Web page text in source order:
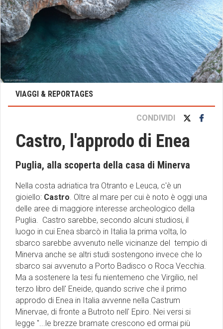
VIAGGI & REPORTAGES
CONDIVIDI
Castro, l'approdo di Enea
Puglia, alla scoperta della casa di Minerva
Nella costa adriatica tra Otranto e Leuca, c'è un
gioiello: Castro. Oltre al mare per cui è noto è oggi una
delle aree di maggiore interesse archeologico della
Puglia. Castro sarebbe, secondo alcuni studiosi, il
luogo in cui Enea sbarcò in Italia la prima volta, lo
sbarco sarebbe avvenuto nelle vicinanze del tempio di
Minerva anche se altri studi sostengono invece che lo
sbarco sai avvenuto a Porto Badisco o Roca Vecchia.
Ma a sostenere la tesi fu nientemeno che Virgilio, nel
terzo libro dell' Eneide, quando scrive che il primo
approdo di Enea in Italia avvenne nella Castrum
Minervae, di fronte a Butroto nell' Epiro. Nei versi si
legge "...le brezze bramate crescono ed ormai più